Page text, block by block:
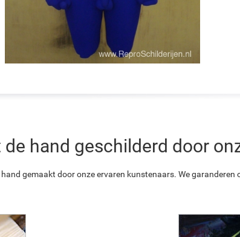
hand geschilderd door
gemaakt door onze ervaren kunstenaars. We garanderen